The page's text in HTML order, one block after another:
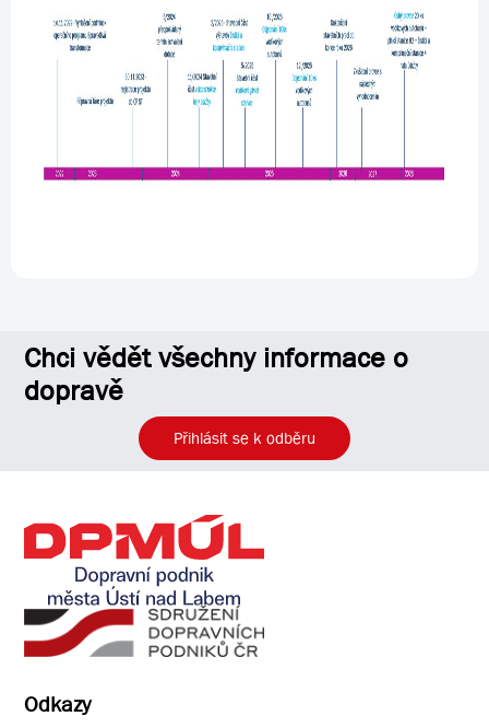
Chci vědět všechny informace o
dopravě
Přihlásit se k odběru
Odkazy